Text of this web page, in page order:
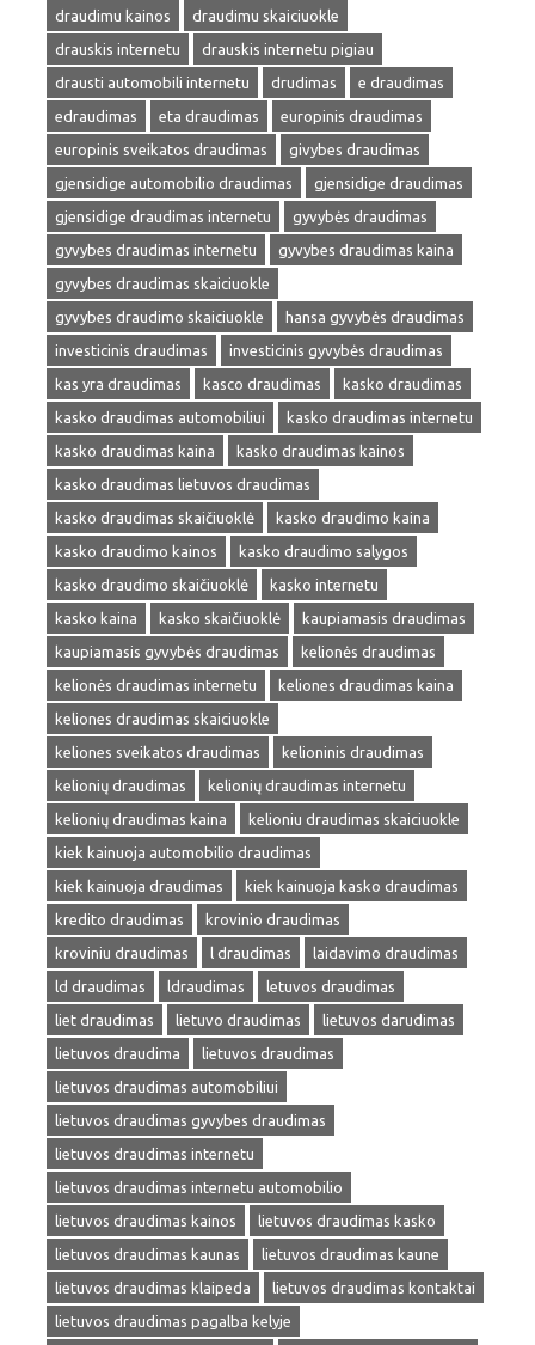
draudimu kainos
draudimu skaiciuokle
drauskis internetu
drauskis internetu pigiau
drausti automobili internetu
drudimas
e draudimas
edraudimas
eta draudimas
europinis draudimas
europinis sveikatos draudimas
givybes draudimas
gjensidige automobilio draudimas
gjensidige draudimas
gjensidige draudimas internetu
gyvybės draudimas
gyvybes draudimas internetu
gyvybes draudimas kaina
gyvybes draudimas skaiciuokle
gyvybes draudimo skaiciuokle
hansa gyvybės draudimas
investicinis draudimas
investicinis gyvybės draudimas
kas yra draudimas
kasco draudimas
kasko draudimas
kasko draudimas automobiliui
kasko draudimas internetu
kasko draudimas kaina
kasko draudimas kainos
kasko draudimas lietuvos draudimas
kasko draudimas skaičiuoklė
kasko draudimo kaina
kasko draudimo kainos
kasko draudimo salygos
kasko draudimo skaičiuoklė
kasko internetu
kasko kaina
kasko skaičiuoklė
kaupiamasis draudimas
kaupiamasis gyvybės draudimas
kelionės draudimas
kelionės draudimas internetu
keliones draudimas kaina
keliones draudimas skaiciuokle
keliones sveikatos draudimas
kelioninis draudimas
kelionių draudimas
kelionių draudimas internetu
kelionių draudimas kaina
kelioniu draudimas skaiciuokle
kiek kainuoja automobilio draudimas
kiek kainuoja draudimas
kiek kainuoja kasko draudimas
kredito draudimas
krovinio draudimas
kroviniu draudimas
l draudimas
laidavimo draudimas
ld draudimas
ldraudimas
letuvos draudimas
liet draudimas
lietuvo draudimas
lietuvos darudimas
lietuvos draudima
lietuvos draudimas
lietuvos draudimas automobiliui
lietuvos draudimas gyvybes draudimas
lietuvos draudimas internetu
lietuvos draudimas internetu automobilio
lietuvos draudimas kainos
lietuvos draudimas kasko
lietuvos draudimas kaunas
lietuvos draudimas kaune
lietuvos draudimas klaipeda
lietuvos draudimas kontaktai
lietuvos draudimas pagalba kelyje